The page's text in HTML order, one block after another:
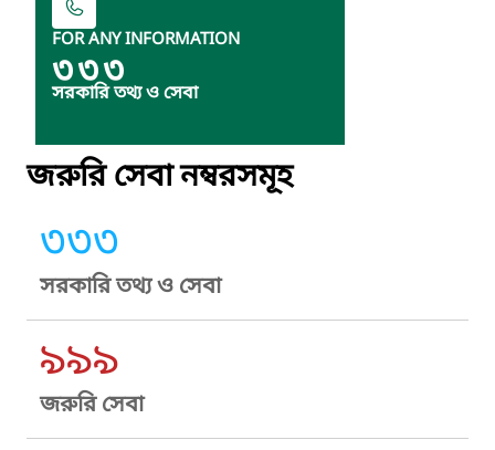
FOR ANY INFORMATION
৩৩৩
সরকারি তথ্য ও সেবা
জরুরি সেবা নম্বরসমূহ
৩৩৩
সরকারি তথ্য ও সেবা
৯৯৯
জরুরি সেবা